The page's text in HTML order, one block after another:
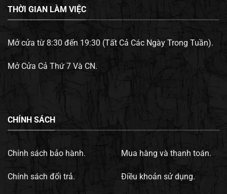
THỜI GIAN LÀM VIỆC
Mở cửa từ 8:30 đến 19:30 (Tất Cả Các Ngày Trong Tuần).
Mở Cửa Cả Thứ 7 Và CN.
CHÍNH SÁCH
Chính sách bảo hành.
Chính sách đổi trả.
Mua hàng và thanh toán.
Điều khoản sử dụng.